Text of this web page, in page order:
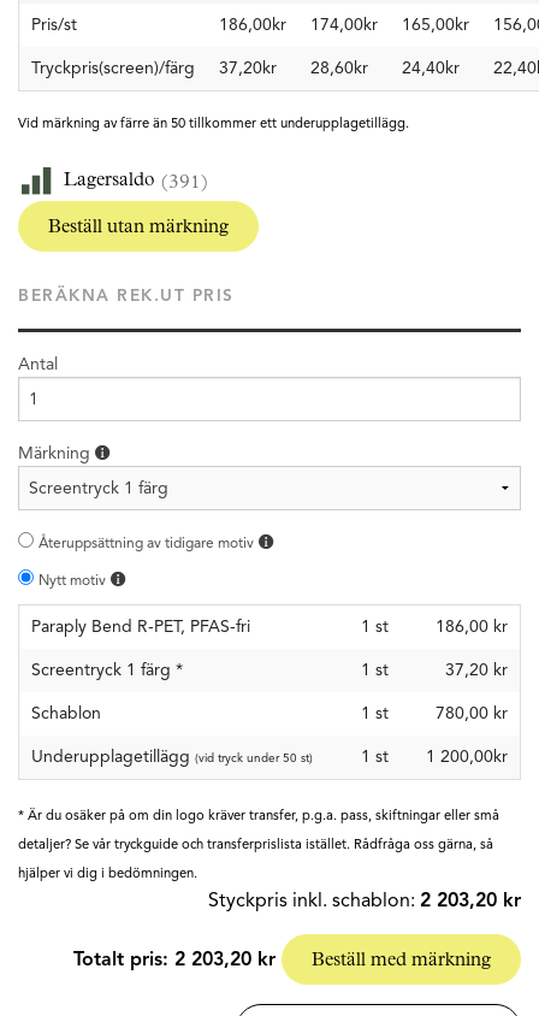
Pris/st 186,00kr 174,00kr 165,00kr
Tryckpris(screen)/färg 37,20kr 28,60kr 24,40kr
Vid märkning av färre än 50 tillkommer ett underupplagetillägg.
Lagersaldo (391)
Beställ utan märkning
BERÄKNA REK.UT PRIS
Antal
Märkning
Återuppsättning av tidigare motiv
Nytt motiv
Paraply Bend R-PET, PFAS-fri 1 st 186,00 kr
Screentryck 1 färg * 1 st 37,20 kr
Schablon 1 st 780,00 kr
Underupplagetillägg (vid tryck under 50 st) 1 st 1 200,00kr
* Är du osäker på om din logo kräver transfer, p.g.a. pass, skiftningar eller små
detaljer? Se vår tryckguide och transferprislista istället. Rådfråga oss gärna, så
hjälper vi dig i bedömningen.
Styckpris inkl. schablon: 2 203,20 kr
Totalt pris: 2 203,20 kr Beställ med märkning